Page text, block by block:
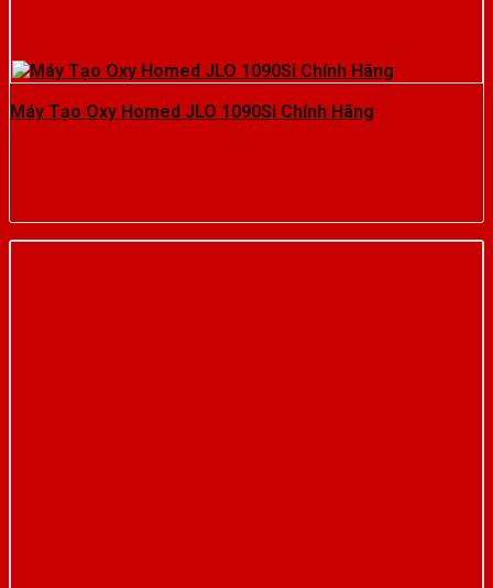
Máy Tạo Oxy Homed JLO 1090Si Chính Hãng